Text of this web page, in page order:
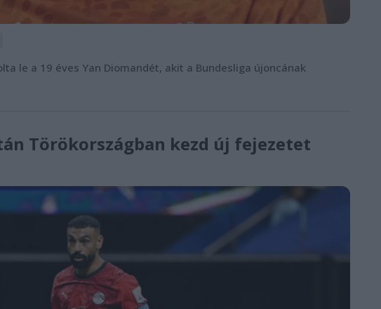
le a 19 éves Yan Diomandét, akit a Bundesliga újoncának
Törökországban kezd új fejezetet